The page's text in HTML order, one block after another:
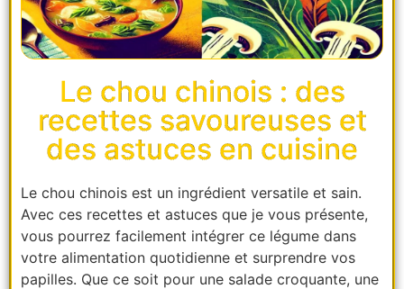
Le chou chinois : des
recettes savoureuses et
des astuces en cuisine
Le chou chinois est un ingrédient versatile et sain.
Avec ces recettes et astuces que je vous présente,
vous pourrez facilement intégrer ce légume dans
votre alimentation quotidienne et surprendre vos
papilles. Que ce soit pour une salade croquante, une